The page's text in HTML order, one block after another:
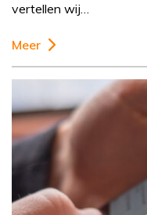
vertellen wij…
Meer